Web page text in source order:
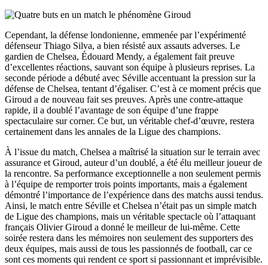
Cependant, la défense londonienne, emmenée par l’expérimenté
défenseur Thiago Silva, a bien résisté aux assauts adverses. Le
gardien de Chelsea, Édouard Mendy, a également fait preuve
d’excellentes réactions, sauvant son équipe à plusieurs reprises. La
seconde période a débuté avec Séville accentuant la pression sur la
défense de Chelsea, tentant d’égaliser. C’est à ce moment précis que
Giroud a de nouveau fait ses preuves. Après une contre-attaque
rapide, il a doublé l’avantage de son équipe d’une frappe
spectaculaire sur corner. Ce but, un véritable chef-d’œuvre, restera
certainement dans les annales de la Ligue des champions.
À l’issue du match, Chelsea a maîtrisé la situation sur le terrain avec
assurance et Giroud, auteur d’un doublé, a été élu meilleur joueur de
la rencontre. Sa performance exceptionnelle a non seulement permis
à l’équipe de remporter trois points importants, mais a également
démontré l’importance de l’expérience dans des matchs aussi tendus.
Ainsi, le match entre Séville et Chelsea n’était pas un simple match
de Ligue des champions, mais un véritable spectacle où l’attaquant
français Olivier Giroud a donné le meilleur de lui-même. Cette
soirée restera dans les mémoires non seulement des supporters des
deux équipes, mais aussi de tous les passionnés de football, car ce
sont ces moments qui rendent ce sport si passionnant et imprévisible.